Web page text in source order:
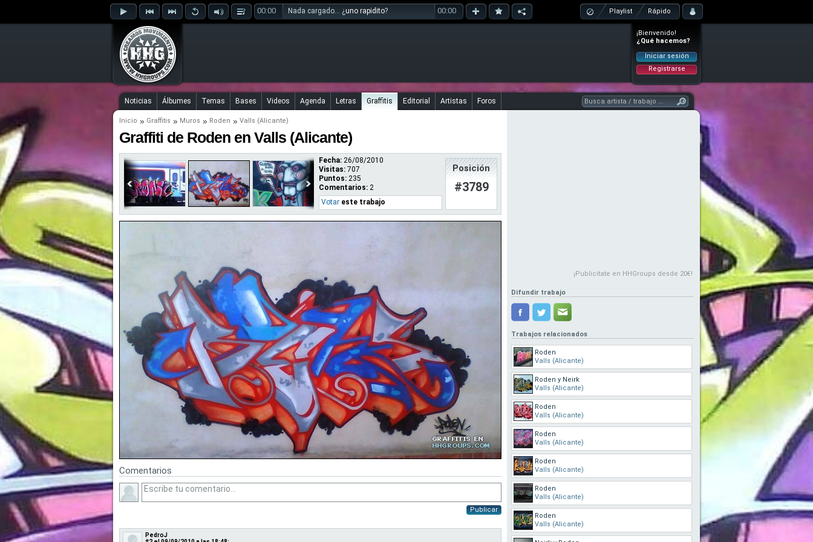
00:00 Nada cargado... ¿uno rapidito? 00:00 Playlist Rápido
¡Bienvenido!
¿Qué hacemos?
Iniciar sesión
Registrarse
Noticias Álbumes Temas Bases Videos Agenda Letras Graffitis Editorial Artistas Foros
Inicio Graffitis Muros Roden Valls (Alicante)
Graffiti de Roden en Valls (Alicante)
Fecha: 26/08/2010
Visitas: 707
Puntos: 235
Comentarios: 2
Votar este trabajo
Posición
#3789
Comentarios
Publicar
PedroJ
¡Publicítate en HHGroups desde 20€!
Difundir trabajo
Trabajos relacionados
Roden
Valls (Alicante)
Roden y Neirk
Valls (Alicante)
Roden
Valls (Alicante)
Roden
Valls (Alicante)
Roden
Valls (Alicante)
Roden
Valls (Alicante)
Roden
Valls (Alicante)